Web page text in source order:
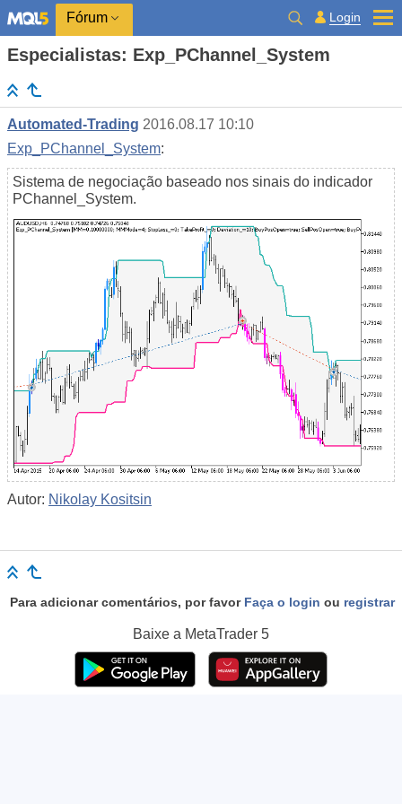
Fórum Login
Especialistas: Exp_PChannel_System
Automated-Trading 2016.08.17 10:10
Exp_PChannel_System:
Sistema de negociação baseado nos sinais do indicador
PChannel_System.
Autor: Nikolay Kositsin
Para adicionar comentários, por favor Faça o login ou registrar
Baixe a MetaTrader 5